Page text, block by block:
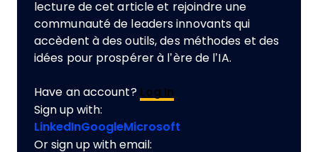
lecture de cet article et rejoindre une
communauté de leaders innovants qui
accèdent à des outils, des méthodes et des
idées pour prospérer à l’ère de l’IA.
Have an account? Log In
Sign up with:
LinkedInGoogleMicrosoft
Or sign up with email: